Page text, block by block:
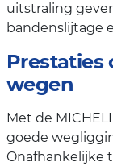
uitstraling
bandenslijtage
Prestaties
wegen
Met de
goede
Onafhankelijke